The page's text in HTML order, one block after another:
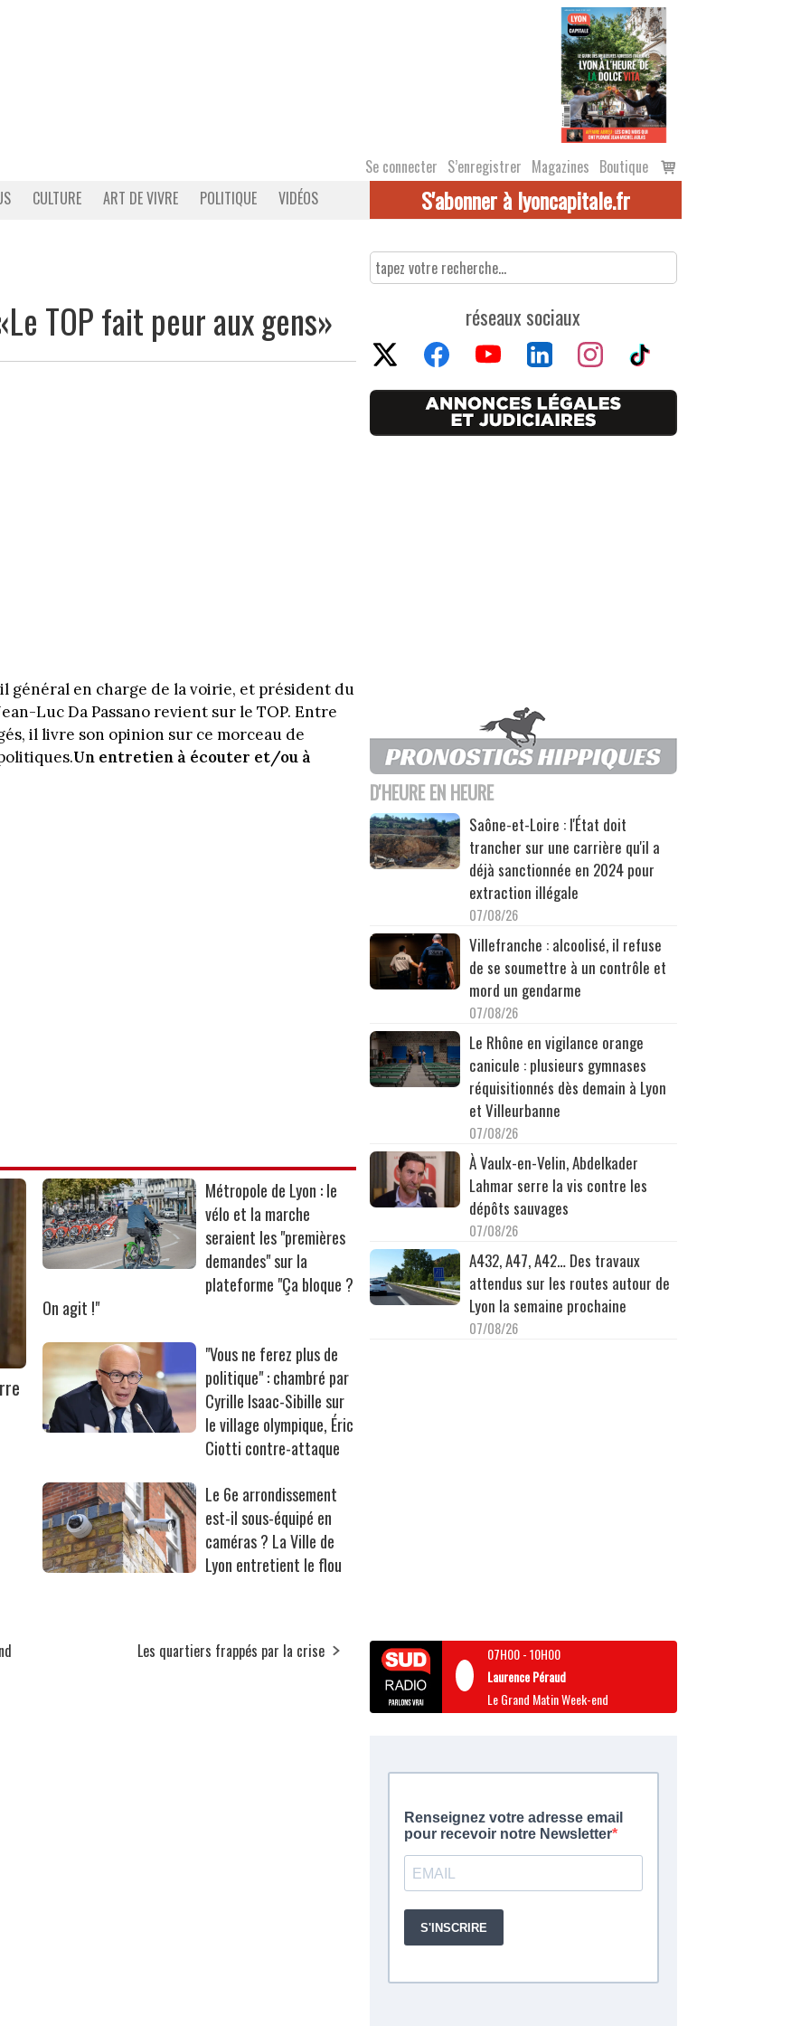
Se connecter S’enregistrer Magazines Boutique
Voir
le
CULTURE ART DE VIVRE POLITIQUE VIDÉOS S'abonner à lyoncapitale.fr
TOP fait peur aux gens»
général en charge de la voirie, et président du
Luc Da Passano revient sur le TOP. Entre
il livre son opinion sur ce morceau de
Un entretien à écouter et/ou à
Métropole de Lyon : le
vélo et la marche
seraient les "premières
demandes" sur la
plateforme "Ça bloque ?
On agit !"
"Vous ne ferez plus de
politique" : chambré par
Cyrille Isaac-Sibille sur
le village olympique, Éric
Ciotti contre-attaque
Le 6e arrondissement
est-il sous-équipé en
caméras ? La Ville de
Lyon entretient le flou
Les quartiers frappés par la crise
réseaux sociaux
D'HEURE EN HEURE
Saône-et-Loire : l'État doit
trancher sur une carrière qu'il a
déjà sanctionnée en 2024 pour
extraction illégale
07/08/26
Villefranche : alcoolisé, il refuse
de se soumettre à un contrôle et
mord un gendarme
07/08/26
Le Rhône en vigilance orange
canicule : plusieurs gymnases
réquisitionnés dès demain à Lyon
et Villeurbanne
07/08/26
À Vaulx-en-Velin, Abdelkader
Lahmar serre la vis contre les
dépôts sauvages
07/08/26
A432, A47, A42… Des travaux
attendus sur les routes autour de
Lyon la semaine prochaine
07/08/26
07H00-10H00
Laurence Péraud
Le Grand Matin Week-end